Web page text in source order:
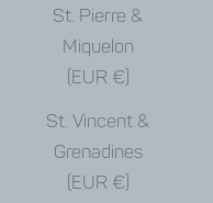
St. Pierre &
Miquelon
(EUR €)
St. Vincent &
Grenadines
(EUR €)